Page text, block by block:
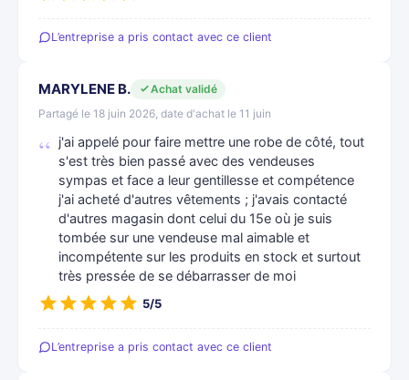
L’entreprise a pris contact avec ce client
MARYLENE B.
Achat validé
Partagé le 18 juin 2026, date d'achat le 11 juin
j'ai appelé pour faire mettre une robe de côté, tout
s'est très bien passé avec des vendeuses
sympas et face a leur gentillesse et compétence
j'ai acheté d'autres vêtements ; j'avais contacté
d'autres magasin dont celui du 15e où je suis
tombée sur une vendeuse mal aimable et
incompétente sur les produits en stock et surtout
très pressée de se débarrasser de moi
5/5
L’entreprise a pris contact avec ce client